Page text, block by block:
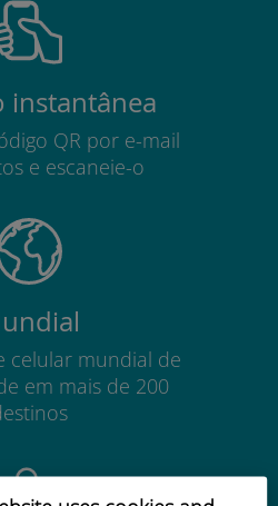
instantânea
QR por e-mail
e escaneie-o
celular mundial de
em mais de 200